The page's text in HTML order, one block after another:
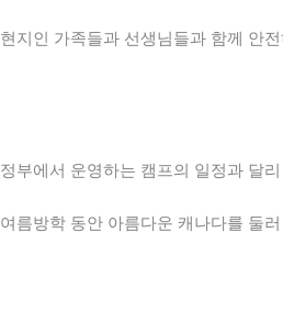
현지인 가족들과 선생님들과 함께 안
정부에서 운영하는 캠프의 일정과 달
여름방학 동안 아름다운 캐나다를 둘